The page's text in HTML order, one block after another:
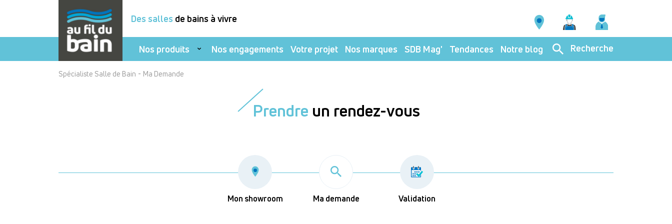
Des salles de bains à vivre
Nos produits Nos engagements Votre projet Nos marques SDB Mag' Tendances Notre blog Recherche
Spécialiste Salle de Bain - Ma Demande
Prendre un rendez-vous
Mon showroom Ma demande Validation